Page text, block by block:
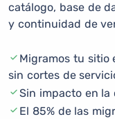
catálogo, base de
y continuidad de
Migramos tu sitio
sin cortes de
Sin impacto en
El 85% de las